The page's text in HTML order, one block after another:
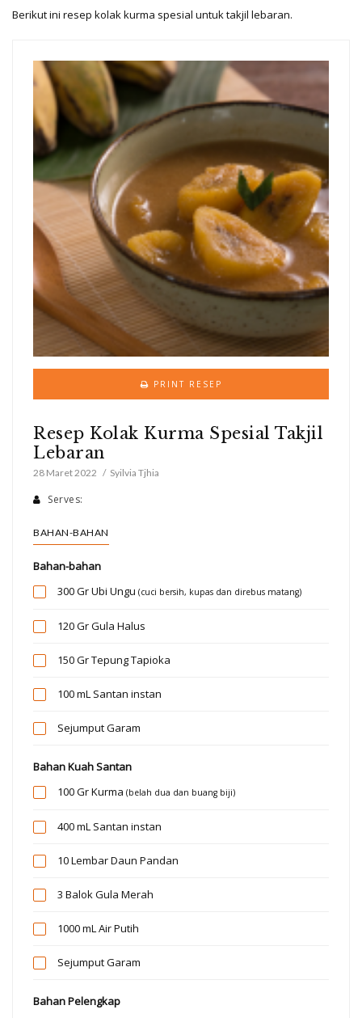
Berikut ini resep kolak kurma spesial untuk takjil lebaran.
PRINT RESEP
Resep Kolak Kurma Spesial Takjil
Lebaran
28 Maret 2022 Syilvia Tjhia
Serves:
BAHAN-BAHAN
Bahan-bahan
300 GrUbi Ungu (cuci bersih, kupas dan direbus matang)
120 GrGula Halus
150 GrTepung Tapioka
100 mL Santan instan
SejumputGaram
Bahan Kuah Santan
100 GrKurma (belah dua dan buang biji)
400 mL Santan instan
10 LembarDaun Pandan
3 BalokGula Merah
1000 mLAir Putih
SejumputGaram
Bahan Pelengkap